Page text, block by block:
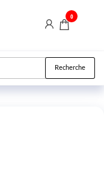
0
Recherche